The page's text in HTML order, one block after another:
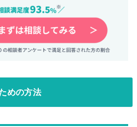
めの方法